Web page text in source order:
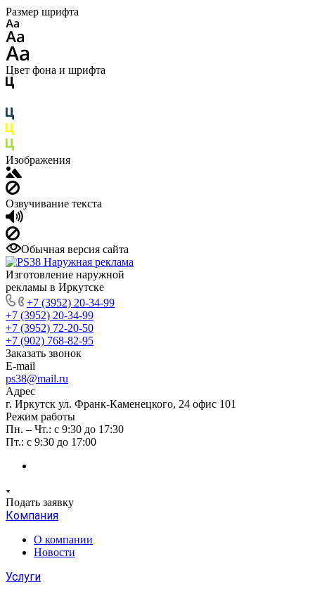
Размер шрифта
Цвет фона и шрифта
Изображения
Озвучивание текста
Обычная версия сайта
Изготовление наружной
рекламы в Иркутске
+7 (3952) 20-34-99
+7 (3952) 20-34-99
+7 (3952) 72-20-50
+7 (902) 768-82-95
Заказать звонок
E-mail
ps38@mail.ru
Адрес
г. Иркутск ул. Франк-Каменецкого, 24 офис 101
Режим работы
Пн. – Чт.: с 9:30 до 17:30
Пт.: с 9:30 до 17:00
Подать заявку
Компания
О компании
Новости
Услуги